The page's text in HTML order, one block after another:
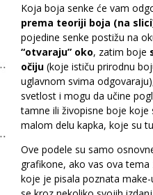
Koja boja senke će vam
prema teoriji boja (na
pojedine senke postižu na
“otvaraju” oko, zatim boje
očiju (koje ističu prirodnu
uglavnom svima
svetlost i mogu da učine
tamne ili živopisne boje
malom delu kapka, koje su
Ove podele su samo
grafikone, ako vas ova
koje je pisala poznata